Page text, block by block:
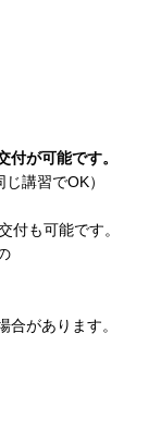
付が可能です。
講習でOK）
付も可能です。
があります。